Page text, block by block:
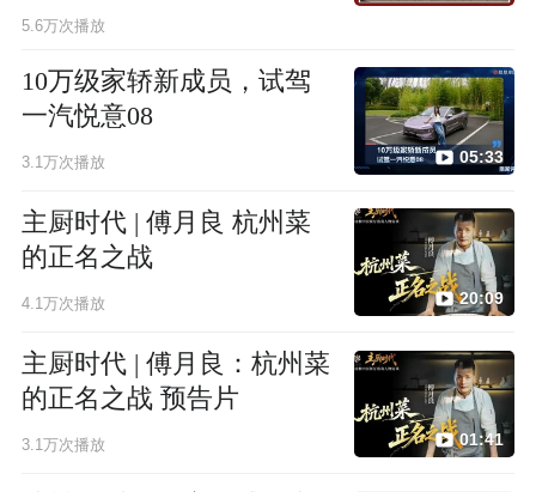
找到它原来的高度
5.6万次播放
10万级家轿新成员，试驾
一汽悦意08
3.1万次播放 05:33
主厨时代 | 傅月良 杭州菜
的正名之战
4.1万次播放 20:09
主厨时代 | 傅月良：杭州菜
的正名之战 预告片
3.1万次播放 01:41